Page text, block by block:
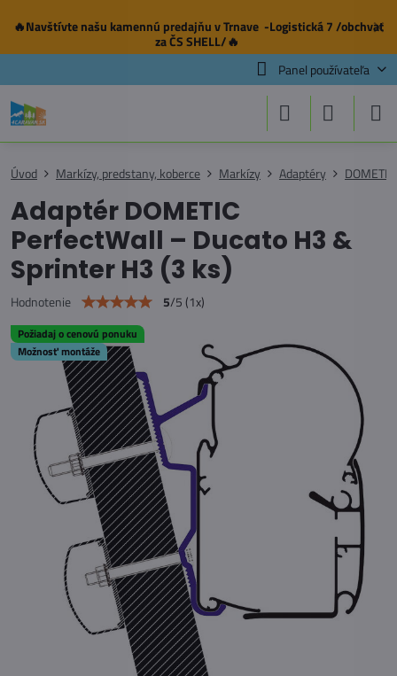
✕
🔥Navštívte našu kamennú predajňuv Trnave -Logistická 7 /obchvat
za ČS SHELL/🔥
Panel používateľa
Požiadaj o cenovú ponuku
Možnosť montáže
Úvod Markízy, predstany, koberce Markízy Adaptéry DOMETIC
Adaptér DOMETIC
PerfectWall – Ducato H3 &
Sprinter H3 (3 ks)
Hodnotenie 5/5(1x)